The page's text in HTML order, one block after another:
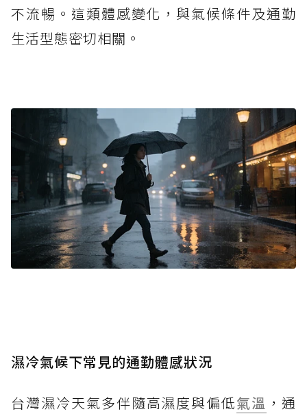
不流暢。這類體感變化，與氣候條件及通勤
生活型態密切相關。
濕冷氣候下常見的通勤體感狀況
台灣濕冷天氣多伴隨高濕度與偏低氣溫 ，通